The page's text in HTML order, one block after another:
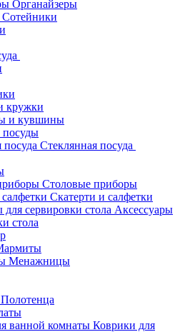
Органайзеры
Сотейники
кружки
и кувшины
Стеклянная посуда
Столовые приборы
Скатерти и салфетки
Аксессуары
стола
Менажницы
Полотенца
Коврики для